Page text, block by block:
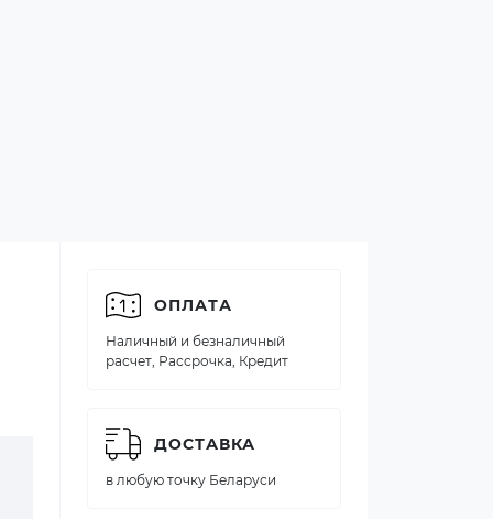
ОПЛАТА
Наличный и безналичный
расчет, Рассрочка, Кредит
ДОСТАВКА
в любую точку Беларуси